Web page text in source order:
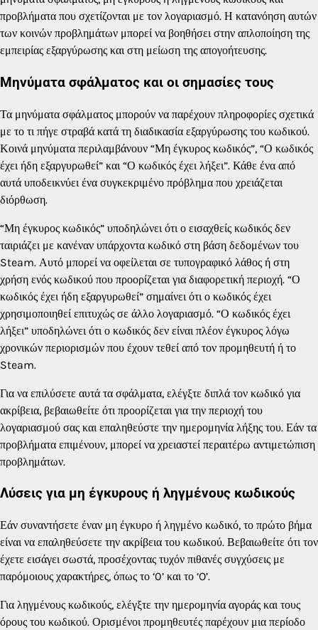
προβλήματα που σχετίζονται με τον λογαριασμό. Η κατανόηση αυτών
των κοινών προβλημάτων μπορεί να βοηθήσει στην απλοποίηση της
εμπειρίας εξαργύρωσης και στη μείωση της απογοήτευσης.
Μηνύματα σφάλματος και οι σημασίες τους
Τα μηνύματα σφάλματος μπορούν να παρέχουν πληροφορίες σχετικά
με το τι πήγε στραβά κατά τη διαδικασία εξαργύρωσης του κωδικού.
Κοινά μηνύματα περιλαμβάνουν “Μη έγκυρος κωδικός”, “Ο κωδικός
έχει ήδη εξαργυρωθεί” και “Ο κωδικός έχει λήξει”. Κάθε ένα από
αυτά υποδεικνύει ένα συγκεκριμένο πρόβλημα που χρειάζεται
διόρθωση.
“Μη έγκυρος κωδικός” υποδηλώνει ότι ο εισαχθείς κωδικός δεν
ταιριάζει με κανέναν υπάρχοντα κωδικό στη βάση δεδομένων του
Steam. Αυτό μπορεί να οφείλεται σε τυπογραφικό λάθος ή στη
χρήση ενός κωδικού που προορίζεται για διαφορετική περιοχή. “Ο
κωδικός έχει ήδη εξαργυρωθεί” σημαίνει ότι ο κωδικός έχει
χρησιμοποιηθεί επιτυχώς σε άλλο λογαριασμό. “Ο κωδικός έχει
λήξει” υποδηλώνει ότι ο κωδικός δεν είναι πλέον έγκυρος λόγω
χρονικών περιορισμών που έχουν τεθεί από τον προμηθευτή ή το
Steam.
Για να επιλύσετε αυτά τα σφάλματα, ελέγξτε διπλά τον κωδικό για
ακρίβεια, βεβαιωθείτε ότι προορίζεται για την περιοχή του
λογαριασμού σας και επαληθεύστε την ημερομηνία λήξης του. Εάν τα
προβλήματα επιμένουν, μπορεί να χρειαστεί περαιτέρω αντιμετώπιση
προβλημάτων.
Λύσεις για μη έγκυρους ή ληγμένους κωδικούς
Εάν συναντήσετε έναν μη έγκυρο ή ληγμένο κωδικό, το πρώτο βήμα
είναι να επαληθεύσετε την ακρίβεια του κωδικού. Βεβαιωθείτε ότι τον
έχετε εισάγει σωστά, προσέχοντας τυχόν πιθανές συγχύσεις με
παρόμοιους χαρακτήρες, όπως το ‘0’ και το ‘O’.
Για ληγμένους κωδικούς, ελέγξτε την ημερομηνία αγοράς και τους
όρους του κωδικού. Ορισμένοι προμηθευτές παρέχουν μια περίοδο